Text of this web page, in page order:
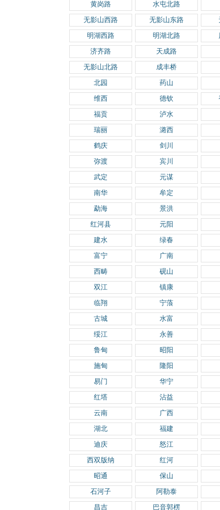
黄岗路 水屯北路
无影山西路 无影山东路
明湖西路 明湖北路
济齐路 天成路
无影山北路 成丰桥
北园 药山
维西 德钦
福贡 泸水
瑞丽 潞西
鹤庆 剑川
弥渡 宾川
武定 元谋
南华 牟定
勐海 景洪
红河县 元阳
建水 绿春
富宁 广南
西畴 砚山
双江 镇康
临翔 宁蒗
古城 水富
绥江 永善
鲁甸 昭阳
施甸 隆阳
易门 华宁
红塔 沾益
云南 广西
湖北 福建
迪庆 怒江
西双版纳 红河
昭通 保山
石河子 阿勒泰
昌吉 巴音郭楞